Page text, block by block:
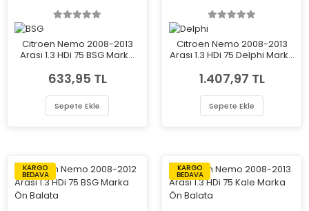
Citroen Nemo 2008-2013
Arası 1.3 HDi 75 BSG Marka
633,95 TL
Sepete Ekle
Citroen Nemo 2008-2013
Arası 1.3 HDi 75 Delphi Marka
1.407,97 TL
Sepete Ekle
KARGO
BEDAVA
KARGO
BEDAVA